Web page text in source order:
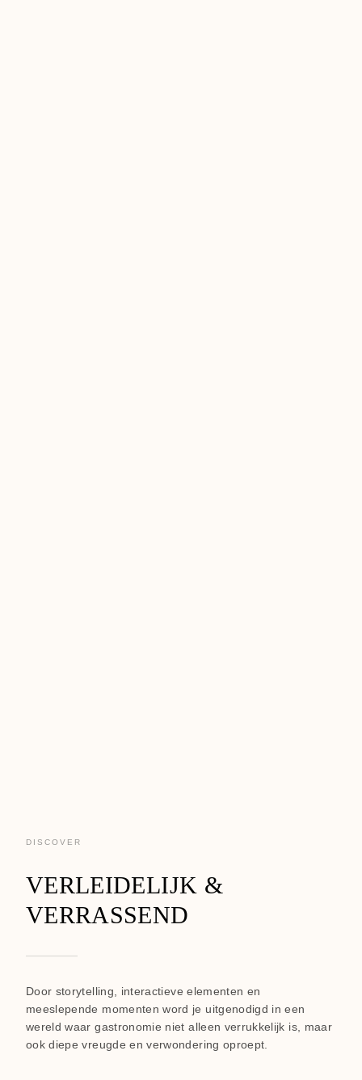
DISCOVER
VERLEIDELIJK &
VERRASSEND
Door storytelling, interactieve elementen en
meeslepende momenten word je uitgenodigd in een
wereld waar gastronomie niet alleen verrukkelijk is, maar
ook diepe vreugde en verwondering oproept.